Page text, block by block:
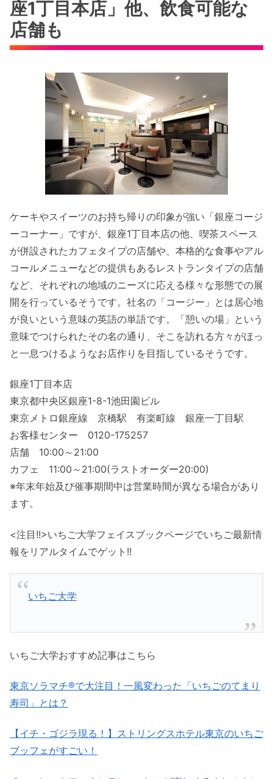
座1丁目本店」他、飲食可能な
店舗も
ケーキやスイーツのお持ち帰りの印象が強い「銀座コージ
ーコーナー」ですが、銀座1丁目本店の他、喫茶スペース
が併設されたカフェタイプの店舗や、本格的な食事やアル
コールメニューなどの提供もあるレストランタイプの店舗
など、それぞれの地域のニーズに応える様々な形態での展
開を行っているそうです。社名の「コージー」とは居心地
が良いという意味の英語の単語です。「憩いの場」という
意味でつけられたその名の通り、そこを訪れる方々がほっ
と一息つけるようなお店作りを目指しているそうです。
銀座1丁目本店
東京都中央区銀座1-8-1池田園ビル
東京メトロ銀座線 京橋駅 有楽町線 銀座一丁目駅
お客様センター 0120-175257
店舗 10:00～21:00
カフェ 11:00～21:00(ラストオーダー20:00)
※年末年始及び催事期間中は営業時間が異なる場合があり
ます。
<注目!!>いちご大学フェイスブックページでいちご最新情
報をリアルタイムでゲット!!
いちご大学
いちご大学おすすめ記事はこちら
東京ソラマチ®で大注目！一風変わった「いちごのてまり
寿司」とは？
【イチ・ゴジラ現る！】ストリングスホテル東京のいちご
ブッフェがすごい！